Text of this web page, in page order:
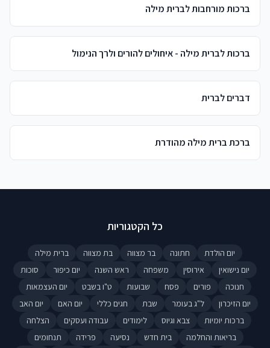
ברכות מורחבות לברית מילה
ברכות לברית מילה - איחולים להורים ולרך הנימול
דברים לברית
ברכת ברית מילה מהודרת
כל הקטגוריות
יום הולדת חתונה בר מצווה בת מצווה
ברית מילה
יום נישואין
אירוסין משפחה ראש השנה יום כיפור
סוכות
חנוכה
פורים פסח שבועות ט"ו בשבט
יום העצמאות
יום הזיכרון
ל"ג בעומר שבת חגים כללי יום האם
יום האב
ברכות יומיות
צבא וגיוס לימודים עבודה ועסקים
הצלחה
בריאות והחלמה
בית חדש נסיעה פרידה
תנחומים